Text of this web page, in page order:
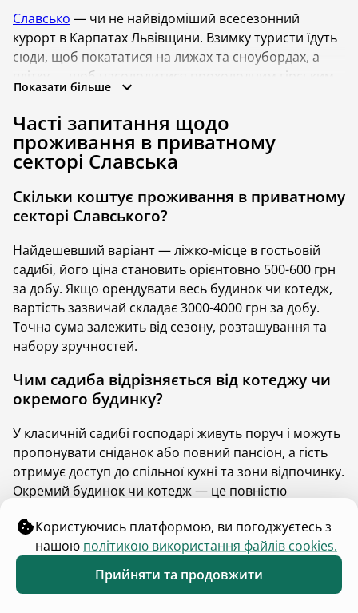
Славсько — чи не найвідоміший всесезонний
курорт в Карпатах Львівщини. Взимку туристи їдуть
сюди, щоб покататися на лижах та сноубордах, а
влітку — щоб насолодитися прохолодним гірським
повітрям, природою та горами.
Відпочинок у приватній садибі в Славсько
асоціюється із затишком, доступними цінами та
смачними місцевими наїдками. Ще сто років тому
пансіонатів, варіантом помешкання, де могли
зупинитися містяни, тікаючи від спекотного літа.
Тож не дивно, що й сьогодні у Славську садиби
залишаються затребуваним варіантом поселення.
Запрошуємо на безтурботний відпочинок у
гостьовій садибі.
Найкращі приватні садиби у
Славську для вашого відпочинку
на Hutshub
У Славсько приватний сектор доволі розвинений. Ви
можете орендувати як окрему кімнату, так і весь
будинок. Зазвичай господарі приватних садиб
живуть неподалік. У гостьовій садибі вам
запропонують сніданок або й повний пансіон. У
простір для відпочинку.
Ті садиби у Славсько, що представлені на Hutshub, є
окремими будинками, тож присутність господарів
вам не заважатиме. Зате ви завжди зможете
Показати більше
Часті запитання щодо
проживання в приватному
секторі Славська
Скільки коштує проживання в приватному
секторі Славського?
Найдешевший варіант — ліжко-місце в гостьовій
садибі, його ціна становить орієнтовно 500-600 грн
за добу. Якщо орендувати весь будинок чи котедж,
вартість зазвичай складає 3000-4000 грн за добу.
Точна сума залежить від сезону, розташування та
набору зручностей.
Чим садиба відрізняється від котеджу чи
окремого будинку?
У класичній садибі господарі живуть поруч і можуть
пропонувати сніданок або повний пансіон, а гість
отримує доступ до спільної кухні та зони відпочинку.
Окремий будинок чи котедж — це повністю
турбуватиме, хоча звернутися до них за потреби
завжди можна.
Чи входить харчування у вартість
Користуючись платформою, ви погоджуєтесь з
нашою політикою використання файлів cookies.
Прийняти та продовжити
Каталог